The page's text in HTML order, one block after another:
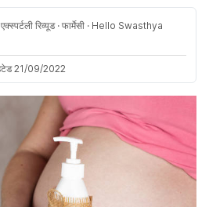
रिव्यूड · फार्मेसी · Hello Swasthya
21/09/2022